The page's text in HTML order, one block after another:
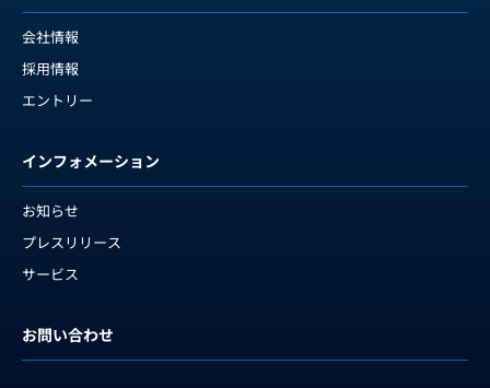
会社情報
採用情報
エントリー
インフォメーション
お知らせ
プレスリリース
サービス
お問い合わせ